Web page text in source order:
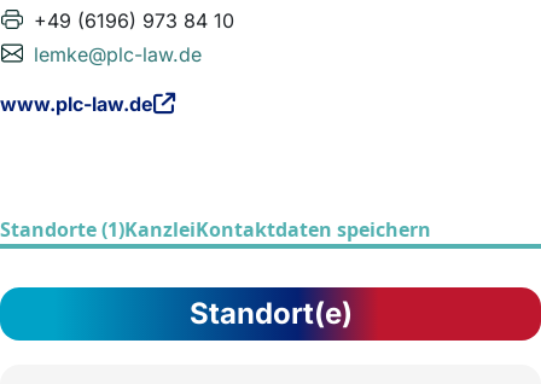
+49 (6196) 973 84 10
lemke@plc-law.de
www.plc-law.de
Standorte (1)KanzleiKontaktdaten speichern
Standort(e)